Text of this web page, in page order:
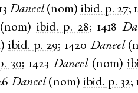
Daneel(nom) ibid. p. 27;
nom) ibid. p. 28;1418
) ibid. p. 29; 1420 Daneel(
30;1423 Daneel(nom)
Daneel(nom) ibid. p. 32;